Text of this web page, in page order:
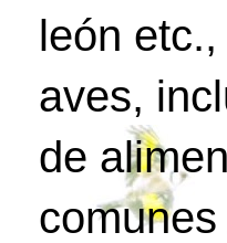
león
aves,
de